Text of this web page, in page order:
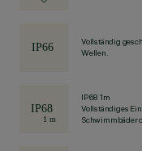
Vollständig
Wellen.
IP68 1m
Vollständiges
Schwimmbäder